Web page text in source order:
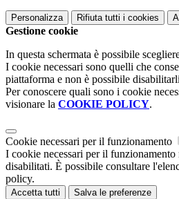
Personalizza Rifiuta tutti i cookies
Gestione cookie
In questa schermata è possibile
I cookie necessari sono quelli che
piattaforma e non è possibile
Per conoscere quali sono i cookie
visionare la COOKIE POLICY.
Cookie necessari per il funzionamento
I cookie necessari per il funzionamento
disabilitati. È possibile consultare
policy.
Accetta tutti Salva le preferenze